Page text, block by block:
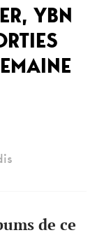
YBN
de ce